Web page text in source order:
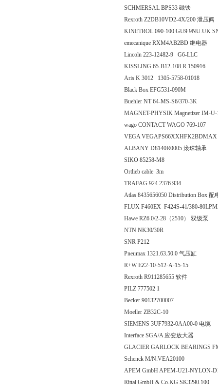
SCHMERSAL BPS33 磁铁
Rexroth Z2DB10VD2-4X/200 泄压阀
KINETROL 090-100 GU9 9NU.UK
emecanique RXM4AB2BD 继电器
Lincoln 223-12482-9 G6-LLC
KISSLING 65-B12-108 R 150916
Aris K 3012 1305-5758-01018
Black Box EFG531-090M
Buehler NT 64-MS-S6/370-3K
MAGNET-PHYSIK Magnetizer IM-
wago CONTACT WAGO 769-107
VEGA VEGAPS66XXHFK2BDMAX
ALBANY D8140R0005 滚珠轴承
SIKO 85258-M8
Ortlieb cable 3m
TRAFAG 924.2376.934
Atlas 8435656050 Distribution Box 配
FLUX F460EX F424S-41/380-
Hawe RZ6.0/2-28（2510） 双级泵
NTN NK30/30R
SNR P212
Pneumax 1321.63.50.0 气压缸
R+W EZ2-10-512-A-15-15
Rexroth R911285655 软件
PILZ 777502 1
Becker 90132700007
Moeller ZB32C-10
SIEMENS 3UF7932-0AA00-0 电缆
Interface SGA/A 应变放大器
GLACIER GARLOCK BEARINGS
Schenck M/N:VEA20100
APEM GmbH APEM-U21-NYLON-
Rittal GmbH & Co.KG SK3290.100